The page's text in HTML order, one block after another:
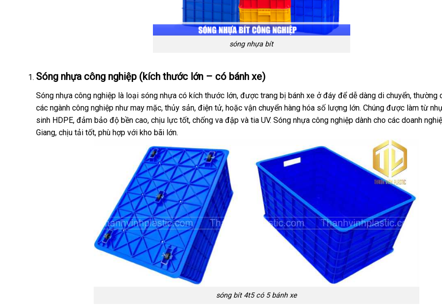
sóng nhựa bít
Sóng nhựa công nghiệp (kích thước lớn – có bánh xe)
Sóng nhựa công nghiệp là loại sóng nhựa có kích thước lớn, được trang bị bánh xe ở đáy để dễ dàng di chuyển, thường
các ngành công nghiệp như may mặc, thủy sản, điện tử, hoặc vận chuyển hàng hóa số lượng lớn. Chúng được làm từ
sinh HDPE, đảm bảo độ bền cao, chịu lực tốt, chống va đập và tia UV. Sóng nhựa công nghiệp dành cho các doanh
Giang, chịu tải tốt, phù hợp với kho bãi lớn.
sóng bít 4t5 có 5 bánh xe